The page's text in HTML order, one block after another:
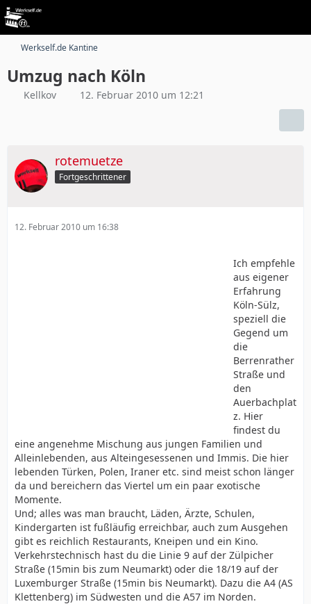
Werkself.de Kantine
Umzug nach Köln
Kellkov 12. Februar 2010 um 12:21
rotemuetze
Fortgeschrittener
12. Februar 2010 um 16:38
Ich empfehle
aus eigener
Erfahrung
Köln-Sülz,
speziell die
Gegend um
die
Berrenrather
Straße und
den
Auerbachplat
z. Hier
findest du
eine angenehme Mischung aus jungen Familien und
Alleinlebenden, aus Alteingesessenen und Immis. Die hier
lebenden Türken, Polen, Iraner etc. sind meist schon länger
da und bereichern das Viertel um ein paar exotische
Momente.
Und; alles was man braucht, Läden, Ärzte, Schulen,
Kindergarten ist fußläufig erreichbar, auch zum Ausgehen
gibt es reichlich Restaurants, Kneipen und ein Kino.
Verkehrstechnisch hast du die Linie 9 auf der Zülpicher
Straße (15min bis zum Neumarkt) oder die 18/19 auf der
Luxemburger Straße (15min bis Neumarkt). Dazu die A4 (AS
Klettenberg) im Südwesten und die A57 im Norden.